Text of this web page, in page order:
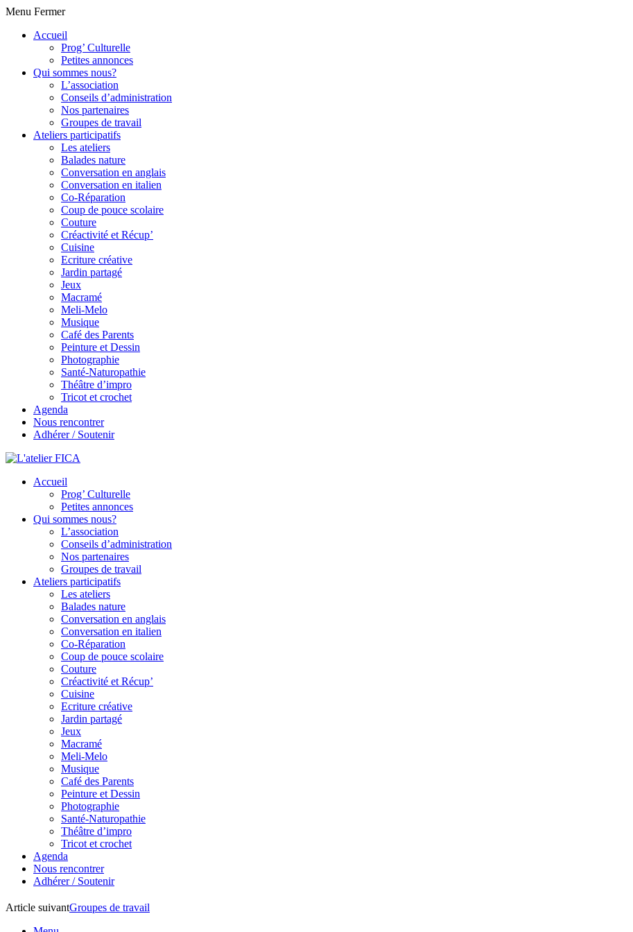
Menu Fermer
Accueil
Prog’ Culturelle
Petites annonces
Qui sommes nous?
L’association
Conseils d’administration
Nos partenaires
Groupes de travail
Ateliers participatifs
Les ateliers
Balades nature
Conversation en anglais
Conversation en italien
Co-Réparation
Coup de pouce scolaire
Couture
Créactivité et Récup’
Cuisine
Ecriture créative
Jardin partagé
Jeux
Macramé
Meli-Melo
Musique
Café des Parents
Peinture et Dessin
Photographie
Santé-Naturopathie
Théâtre d’impro
Tricot et crochet
Agenda
Nous rencontrer
Adhérer / Soutenir
L'atelier FICA
Actions conviviales écologiques et solidaires sur le territoire de Meximieux
Accueil
Prog’ Culturelle
Petites annonces
Qui sommes nous?
L’association
Conseils d’administration
Nos partenaires
Groupes de travail
Ateliers participatifs
Les ateliers
Balades nature
Conversation en anglais
Conversation en italien
Co-Réparation
Coup de pouce scolaire
Couture
Créactivité et Récup’
Cuisine
Ecriture créative
Jardin partagé
Jeux
Macramé
Meli-Melo
Musique
Café des Parents
Peinture et Dessin
Photographie
Santé-Naturopathie
Théâtre d’impro
Tricot et crochet
Agenda
Nous rencontrer
Adhérer / Soutenir
Article suivantGroupes de travail